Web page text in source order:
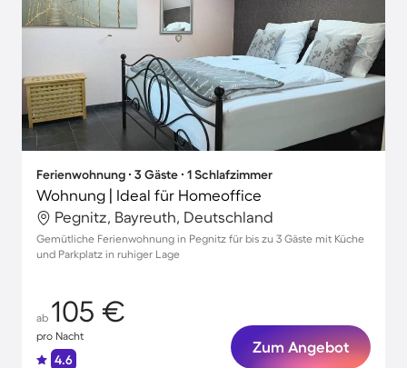
Ferienwohnung ∙ 3 Gäste ∙ 1 Schlafzimmer
Wohnung | Ideal für Homeoffice
Pegnitz, Bayreuth, Deutschland
Gemütliche Ferienwohnung in Pegnitz für bis zu 3 Gäste mit Küche
und Parkplatz in ruhiger Lage
ab 105 €
pro Nacht
4.6
Zum Angebot